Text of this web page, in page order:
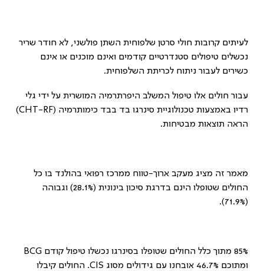
לעיתים קרובות חולי סרטן שלפוחית השתן פולשני, לא חודר שריר
נכשלים טיפולים סטנדרטיים קודמים ואינם מוכנים או אינם
כשירים לעבור ניתוח לכריתת השלפוחית.
עבור חולים אלו טיפול המשלב היפרתרמיה המושרית על ידי גלי
רדיו באמצעות טכנולוגיית סינרגו בד בבד כימותרמיה (RF
-
CHT
)
הראה תוצאות מבטיחות.
מאמר זה מציג מעקב ארוך-טווח ממרכז רפואי בהולנד בו כל
החולים שטופלו הינם בדרגת סיכון בינונית (28.1%) וגבוהה
(71.9%).
85% מתוך כלל החולים שטופלו בסינרגו נכשלו טיפול קודם
BCG
ומתוכם 46.7% אובחנו עם גידולים מסוג
CIS. החולים קיבלו